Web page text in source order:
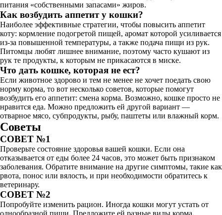
питания «собственными запасами» жиров.
Как возбудить аппетит у кошки?
Наиболее эффективные стратегии, чтобы повысить аппетит
коту: кормление подогретой пищей, аромат которой усиливается
из-за повышенной температуры, а также подача пищи из рук.
Питомцы любят лишнее внимание, поэтому часто кушают из
рук те продукты, к которым не прикасаются в миске.
Что дать кошке, которая не ест?
Если животное здорово и тем не менее не хочет поедать свою
норму корма, то вот несколько советов, которые помогут
возбудить его аппетит: смена корма. Возможно, кошке просто не
нравится еда. Можно предложить ей другой вариант —
отварное мясо, субпродукты, рыбу, паштеты или влажный корм.
Советы
СОВЕТ №1
Проверьте состояние здоровья вашей кошки. Если она
отказывается от еды более 24 часов, это может быть признаком
заболевания. Обратите внимание на другие симптомы, такие как
рвота, понос или вялость, и при необходимости обратитесь к
ветеринару.
СОВЕТ №2
Попробуйте изменить рацион. Иногда кошки могут устать от
однообразной пищи. Предложите ей разные виды корма,